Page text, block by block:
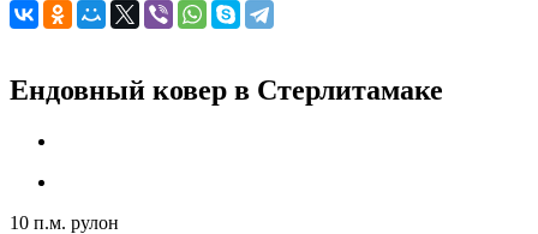
Ендовный ковер в Стерлитамаке
10 п.м. рулон